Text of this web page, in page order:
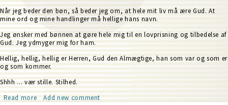
Når jeg beder den bøn, så beder jeg om, at hele mit liv må ære Gud. At
mine ord og mine handlinger må hellige hans navn.
Jeg ønsker med bønnen at gøre hele mig til en lovprisning og tilbedelse af
Gud. Jeg ydmyger mig for ham.
Hellig, hellig, hellig er Herren, Gud den Almægtige, han som var og som er
og som kommer.
Shhh ... vær stille. Stilhed.
Read moreabout
Add new comment